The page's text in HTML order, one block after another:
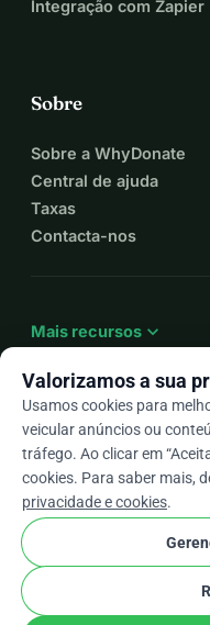
Integração com Zapier
Sobre
Sobre a WhyDonate
Central de ajuda
Taxas
Contacta-nos
Mais recursos expand_more
Ptarrow_drop_down
★★★★★4,9 / 5 com
WhyDonate
Valorizamos a sua
Usamos cookies para
veicular anúncios ou
tráfego. Ao clicar em
cookies. Para saber mais,
privacidade e cookies.